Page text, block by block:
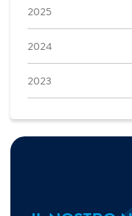
2025
2024
2023